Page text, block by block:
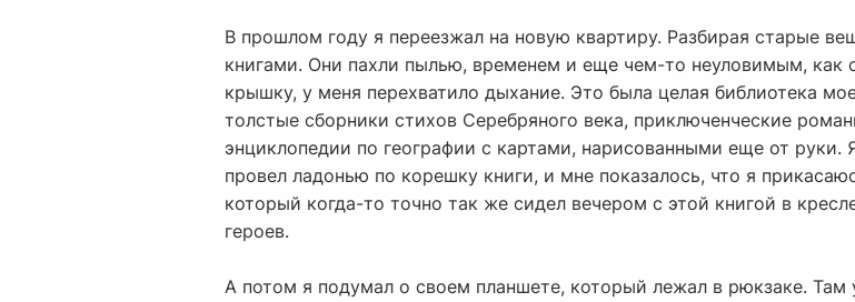
В прошлом году я переезжал на новую квартиру. Разбирая старые
книгами. Они пахли пылью, временем и еще чем-то неуловимым, как
крышку, у меня перехватило дыхание. Это была целая библиотека
толстые сборники стихов Серебряного века, приключенческие
энциклопедии по географии с картами, нарисованными еще от руки.
провел ладонью по корешку книги, и мне показалось, что я
который когда-то точно так же сидел вечером с этой книгой в
героев.
А потом я подумал о своем планшете, который лежал в рюкзаке. Там